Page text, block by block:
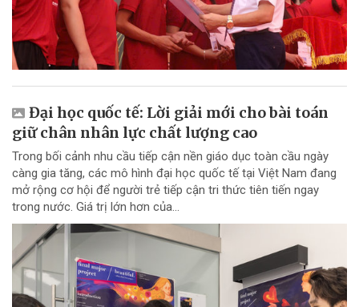
Đại học quốc tế: Lời giải mới cho bài toán
giữ chân nhân lực chất lượng cao
Trong bối cảnh nhu cầu tiếp cận nền giáo dục toàn cầu ngày
càng gia tăng, các mô hình đại học quốc tế tại Việt Nam đang
mở rộng cơ hội để người trẻ tiếp cận tri thức tiên tiến ngay
trong nước. Giá trị lớn hơn của...